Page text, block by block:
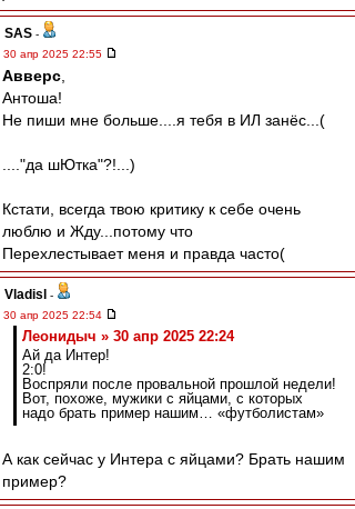
SAS -
30 апр 2025 22:55
Авверс
Антоша!
Не пиши мне больше....я тебя в ИЛ занёс...(
...."да шЮтка"?!...)
Кстати, всегда твою критику к себе очень
люблю и Жду...потому что
Перехлестывает меня и правда часто(
Vladisl
-
30 апр 2025 22:54
Леонидыч » 30 апр 2025 22:24
Ай да Интер!
2:0!
Воспряли после провальной прошлой недели!
Вот, похоже, мужики с яйцами, с которых
надо брать пример нашим… «футболистам»
А как сейчас у Интера с яйцами? Брать нашим
пример?